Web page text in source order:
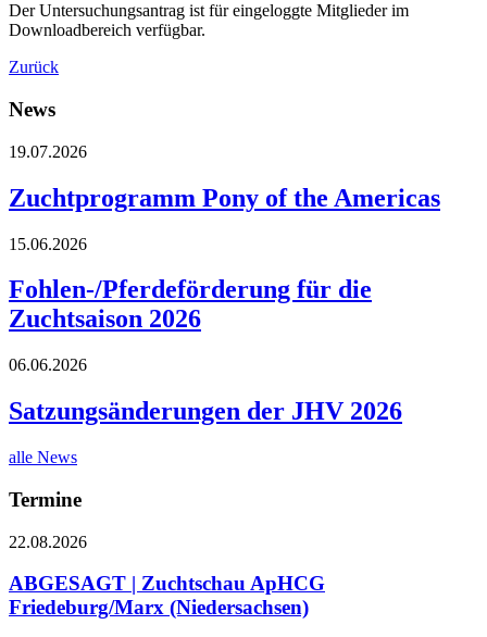
Der Untersuchungsantrag ist für eingeloggte Mitglieder im
Downloadbereich verfügbar.
Zurück
News
19.07.2026
Zuchtprogramm Pony of the Americas
15.06.2026
Fohlen-/Pferdeförderung für die
Zuchtsaison 2026
06.06.2026
Satzungsänderungen der JHV 2026
alle News
Termine
22.08.2026
ABGESAGT | Zuchtschau ApHCG
Friedeburg/Marx (Niedersachsen)